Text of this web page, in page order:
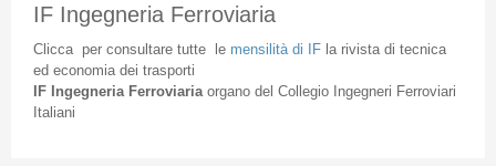
IF Ingegneria Ferroviaria
Cliccaper consultare tuttele mensilità di IFla rivista di tecnica
ed economia dei trasporti
IF Ingegneria Ferroviaria organodel Collegio Ingegneri Ferroviari
Italiani